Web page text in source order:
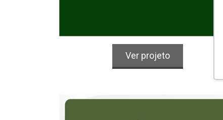
Alimentos & BebidasVer projeto
Leve Sem Glúten